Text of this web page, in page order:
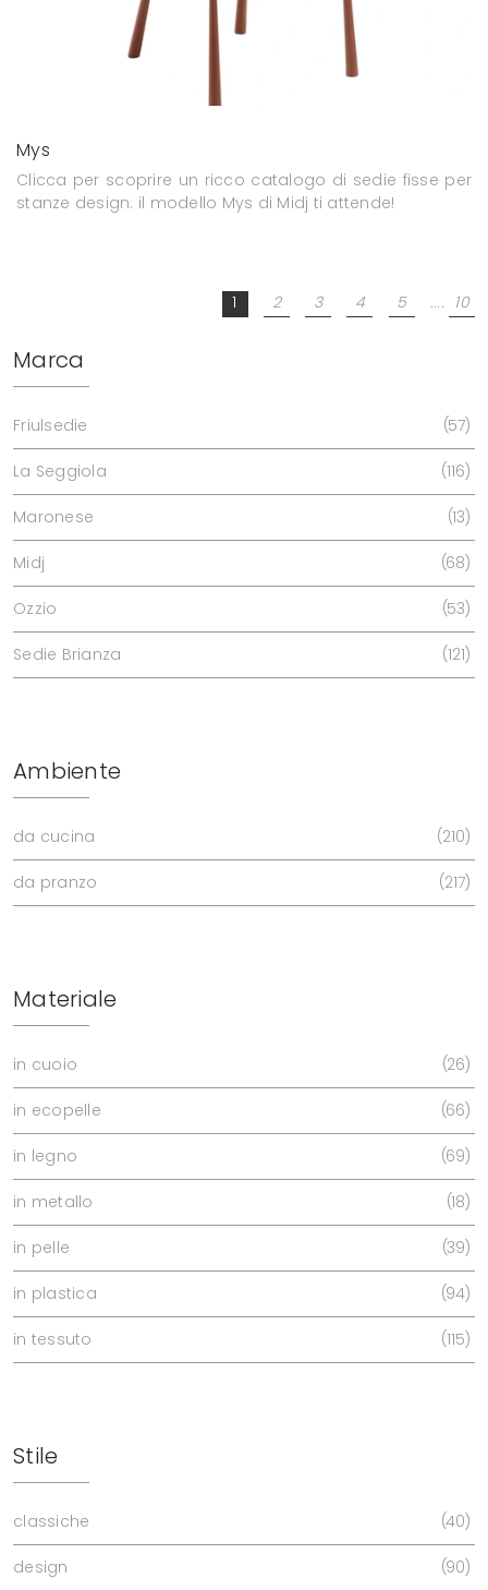
Mys
Clicca per scoprire un ricco catalogo di sedie fisse per
stanze design: il modello Mys di Midj ti attende!
1 2 3 4 5 .... 10
Marca
Friulsedie 57
La Seggiola 116
Maronese 13
Midj 68
Ozzio 53
Sedie Brianza 121
Ambiente
da cucina 210
da pranzo 217
Materiale
in cuoio 26
in ecopelle 66
in legno 69
in metallo 18
in pelle 39
in plastica 94
in tessuto 115
Stile
classiche 40
design 90